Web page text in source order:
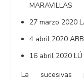
MARAVILLAS
27 marzo 2020
4 abril 2020
16 abril 2020
La sucesivas